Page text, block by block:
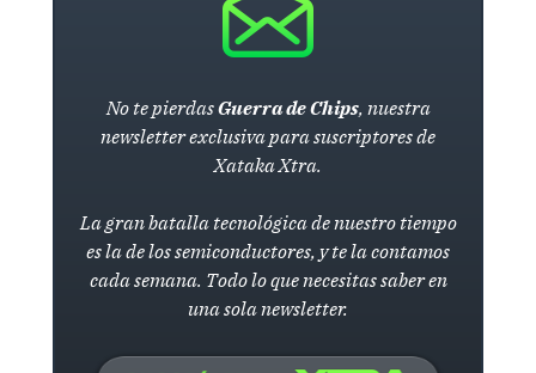
No te pierdasGuerra de Chips, nuestra
newsletter exclusiva para suscriptores de
Xataka Xtra.
La gran batalla tecnológica de nuestro tiempo
es la de los semiconductores, y te la contamos
cada semana. Todo lo que necesitas saber en
una sola newsletter.